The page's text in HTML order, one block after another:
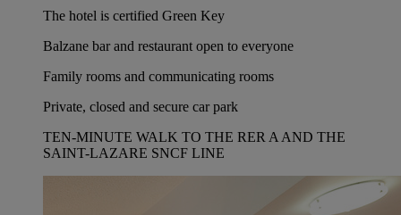
The hotel is certified Green Key
Balzane bar and restaurant open to everyone
Family rooms and communicating rooms
Private, closed and secure car park
TEN-MINUTE WALK TO THE RER A AND THE
SAINT-LAZARE SNCF LINE